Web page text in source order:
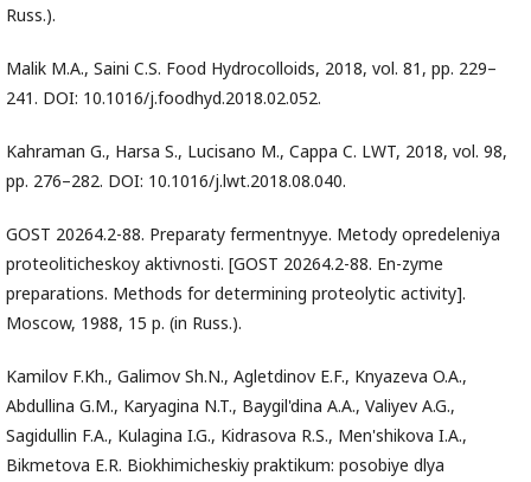
Russ.).
Malik M.A., Saini C.S. Food Hydrocolloids, 2018, vol. 81, pp. 229–
241. DOI: 10.1016/j.foodhyd.2018.02.052.
Kahraman G., Harsa S., Lucisano M., Cappa C. LWT, 2018, vol. 98,
pp. 276–282. DOI: 10.1016/j.lwt.2018.08.040.
GOST 20264.2-88. Preparaty fermentnyye. Metody opredeleniya
proteoliticheskoy aktivnosti. [GOST 20264.2-88. En-zyme
preparations. Methods for determining proteolytic activity].
Moscow, 1988, 15 p. (in Russ.).
Kamilov F.Kh., Galimov Sh.N., Agletdinov E.F., Knyazeva O.A.,
Abdullina G.M., Karyagina N.T., Baygil'dina A.A., Valiyev A.G.,
Sagidullin F.A., Kulagina I.G., Kidrasova R.S., Men'shikova I.A.,
Bikmetova E.R. Biokhimicheskiy praktikum: posobiye dlya